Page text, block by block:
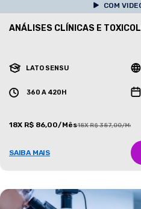
COM
ANÁLISES CLÍNICAS E
LATO SENSU
360 A 420H
18X R$ 86,00/Mês18X R$ 387,00/Mês
SAIBA MAIS